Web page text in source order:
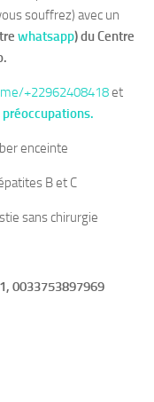
souffrez) avec un
whatsapp)du Centre
+22962408418et
préoccupations.
enceinte
B et C
sans chirurgie
0033753897969